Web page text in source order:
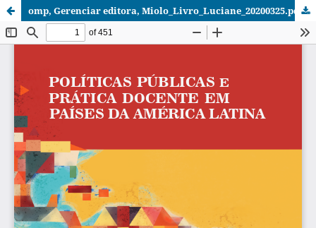
omp, Gerenciar editora, Miolo_Livro_Luciane_20200325.pdf